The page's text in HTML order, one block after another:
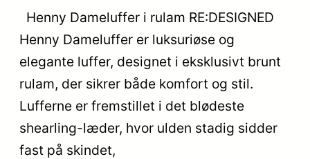
var:
er:
Henny Dameluffer i rulam RE:DESIGNED
Henny Dameluffer er luksuriøse og
elegante luffer, designet i eksklusivt brunt
rulam, der sikrer både komfort og stil.
Lufferne er fremstillet i det blødeste
shearling-læder, hvor ulden stadig sidder
fast på skindet,